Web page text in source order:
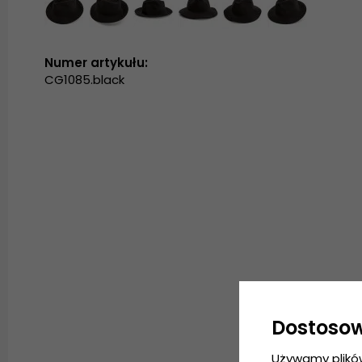
Numer artykułu:
CG1085.black
Używamy